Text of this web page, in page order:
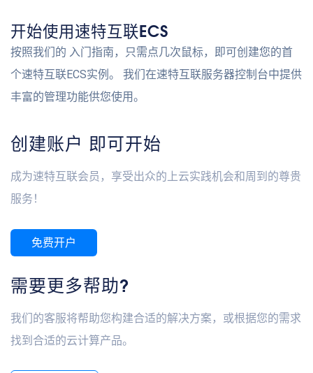
开始使用速特互联ECS
按照我们的 入门指南，只需点几次鼠标，即可创建您的首
个速特互联ECS实例。 我们在速特互联服务器控制台中提供
丰富的管理功能供您使用。
创建账户 即可开始
成为速特互联会员，享受出众的上云实践机会和周到的尊贵
服务！
免费开户
需要更多帮助?
我们的客服将帮助您构建合适的解决方案，或根据您的需求
找到合适的云计算产品。